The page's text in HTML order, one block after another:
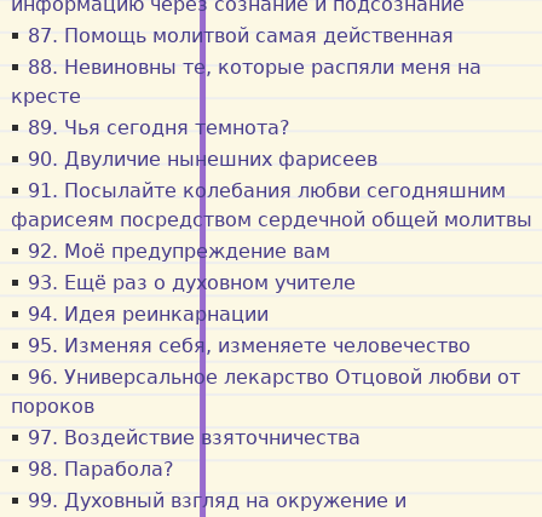
87. Помощь молитвой самая действенная
88. Невиновны те, которые распяли меня на
кресте
89. Чья сегодня темнота?
90. Двуличие нынешних фарисеев
91. Посылайте колебания любви сегодняшним
фарисеям посредством сердечной общей молитвы
92. Моё предупреждение вам
93. Ещё раз о духовном учителе
94. Идея реинкарнации
95. Изменяя себя, изменяете человечество
96. Универсальное лекарство Отцовой любви от
пороков
97. Воздействие взяточничества
98. Парабола?
99. Духовный взгляд на окружение и